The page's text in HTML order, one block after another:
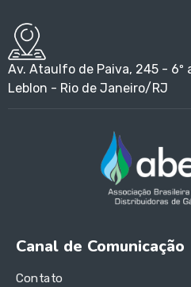
Av. Ataulfo de Paiva, 245 - 6º
Leblon - Rio de Janeiro/RJ
Canal de Comunicação
Contato